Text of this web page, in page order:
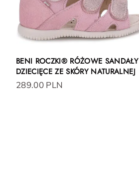
BENI ROCZKI® RÓŻOWE SANDAŁY
DZIECIĘCE ZE SKÓRY NATURALNEJ
289.00 PLN